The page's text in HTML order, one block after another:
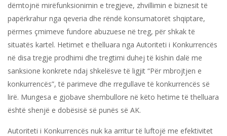
dëmtojnë mirëfunksionimin e tregjeve, zhvillimin e biznesit të
papërkrahur nga qeveria dhe rëndë konsumatorët shqiptare,
përmes çmimeve fundore abuzuese në treg, për shkak të
situatës kartel. Hetimet e thelluara nga Autoriteti i Konkurrencës
në disa tregje prodhimi dhe tregtimi duhej të kishin dalë me
sanksione konkrete ndaj shkelësve të ligjit “Për mbrojtjen e
konkurrencës”, të parimeve dhe rregullave të konkurrencës së
lirë. Mungesa e gjobave shembullore në këto hetime të thelluara
është shenjë e dobësisë së punës së AK.
Autoriteti i Konkurrencës nuk ka arritur të luftojë me efektivitet